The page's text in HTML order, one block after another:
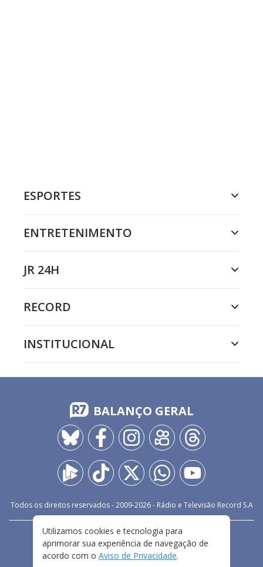
ESPORTES
ENTRETENIMENTO
JR 24H
RECORD
INSTITUCIONAL
BALANÇO GERAL
Todos os direitos reservados - 2009-2026- Rádio e Televisão Record S.A
FALE CONOSCO
PRIVACIDADE
TERMOS E CONDIÇÕES DE USO
Utilizamos cookies e tecnologia para
aprimorar sua experiência de navegação de
acordo com o Aviso de Privacidade.